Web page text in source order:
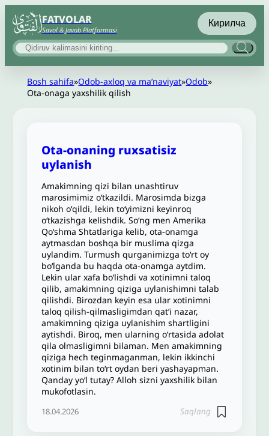
FATVOLAR
Savol & Javob Platformasi
Кирилча
Bosh sahifa»Odob-axloq va maʼnaviyat»Odob»
Ota-onaga yaxshilik qilish
Ota-onaning ruxsatisiz
uylanish
Amakimning qizi bilan unashtiruv
marosimimiz oʻtkazildi. Marosimda bizga
nikoh oʻqildi, lekin to‘yimizni keyinroq
o‘tkazishga kelishdik. Soʻng men Amerika
Qo‘shma Shtatlariga kelib, ota-onamga
aytmasdan boshqa bir muslima qizga
uylandim. Turmush qurganimizga to‘rt oy
bo‘lganda bu haqda ota-onamga aytdim.
Lekin ular xafa bo‘lishdi va xotinimni taloq
qilib, amakimning qiziga uylanishimni talab
qilishdi. Birozdan keyin esa ular xotinimni
taloq qilish-qilmasligimdan qat’i nazar,
amakimning qiziga uylanishim shartligini
aytishdi. Biroq, men ularning o‘rtasida adolat
qila olmasligimni bilaman. Men amakimning
qiziga hech teginmaganman, lekin ikkinchi
xotinim bilan to‘rt oydan beri yashayapman.
Qanday yo‘l tutay? Alloh sizni yaxshilik bilan
mukofotlasin.
18.04.2026 Saqlang